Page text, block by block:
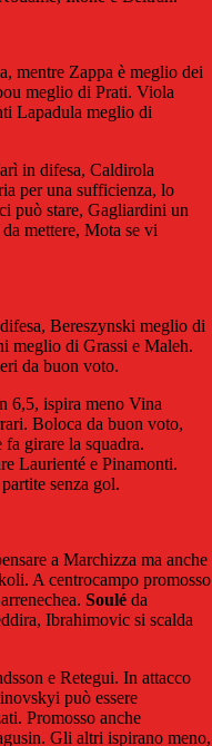
mentre Zappa è meglio dei
meglio di Prati. Viola
Lapadula meglio di
in difesa, Caldirola
per una sufficienza, lo
ci può stare, Gagliardini un
mettere, Mota se vi
Bereszynski meglio di
meglio di Grassi e Maleh.
da buon voto.
6,5, ispira meno Vina
Boloca da buon voto,
girare la squadra.
Laurienté e Pinamonti.
senza gol.
a Marchizza ma anche
A centrocampo promosso
Soulé da
Ibrahimovic si scalda
e Retegui. In attacco
può essere
Promosso anche
Gli altri ispirano meno,